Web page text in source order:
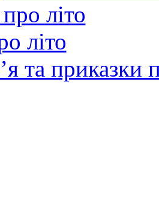
літо
літо
та приказки